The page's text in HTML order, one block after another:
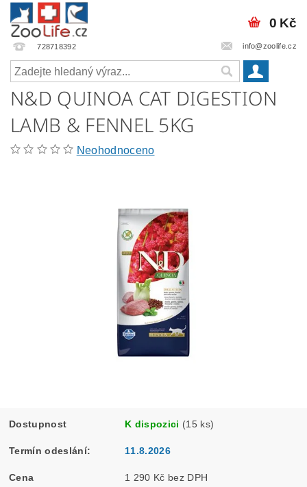
728718392 info@zoolife.cz
0 Kč
N&D QUINOA CAT DIGESTION
LAMB & FENNEL 5KG
Neohodnoceno
Dostupnost K dispozici (15 ks)
Termín odeslání: 11.8.2026
Cena 1 290 Kč bez DPH